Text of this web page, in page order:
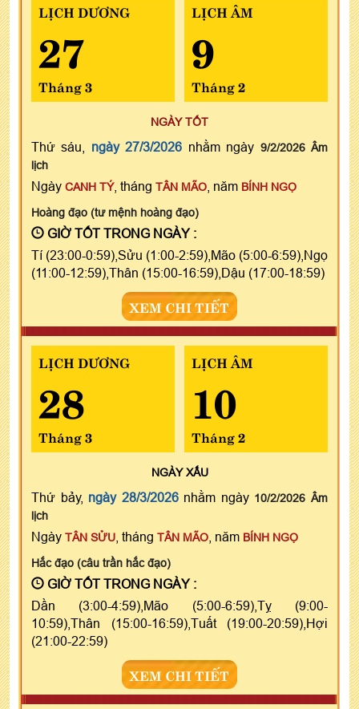
LỊCH DƯƠNG
27
Tháng 3
LỊCH ÂM
9
Tháng 2
NGÀY TỐT
Thứ sáu, ngày 27/3/2026 nhằm ngày 9/2/2026 Âm
lịch
Ngày CANH TÝ, tháng TÂN MÃO , năm BÍNH NGỌ
Hoàng đạo (tư mệnh hoàng đạo)
GIỜ TỐT TRONG NGÀY :
Tí (23:00-0:59),Sửu (1:00-2:59),Mão (5:00-6:59),Ngọ
(11:00-12:59),Thân (15:00-16:59),Dậu (17:00-18:59)
XEM CHI TIẾT
LỊCH DƯƠNG
28
Tháng 3
LỊCH ÂM
10
Tháng 2
NGÀYXẤU
Thứ bảy, ngày 28/3/2026nhằm ngày 10/2/2026 Âm
lịch
Ngày TÂN SỬU , tháng TÂN MÃO , năm BÍNH NGỌ
Hắc đạo (câu trần hắc đạo)
GIỜ TỐT TRONG NGÀY :
Dần (3:00-4:59),Mão (5:00-6:59),Tỵ (9:00-
10:59),Thân (15:00-16:59),Tuất (19:00-20:59),Hợi
(21:00-22:59)
XEM CHI TIẾT